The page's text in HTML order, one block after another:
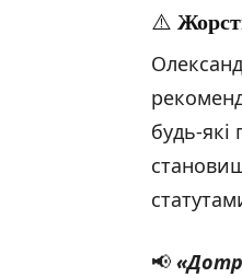
⚠️
будь-
📢